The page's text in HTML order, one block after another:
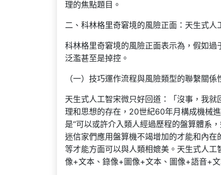
理的焦點題目。
二、科林格里奇窘境的風險正面：天生式人
科林格里奇窘境的風險正面表示為，假如
泛濫甚至是掉控。
（一）技巧運作流程與風險類型的聯繫關係
天生式人工智宋微只好回道：「沒事，我
理和思想的存在，20世紀60年月構成機械
是“可以或許介入類人經過歷程的盤算體系
迷信家們應用盤算機不竭增加的才能和內
等才能方面可以與人類相媲美。天生式人
像+文本、錄像+圖像+文本、圖像+語音+